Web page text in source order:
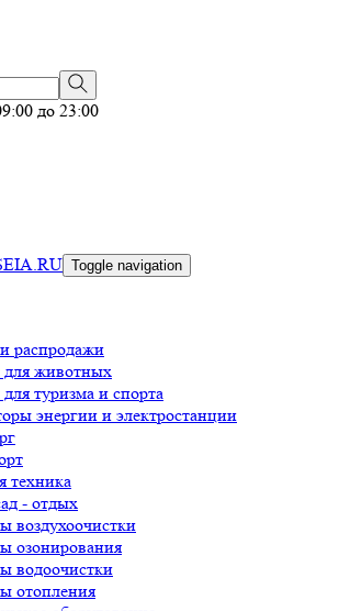
до 23:00
Toggle navigation
распродажи
для животных
туризма и спорта
энергии и электростанции
техника
- отдых
воздухоочистки
озонирования
водоочистки
отопления